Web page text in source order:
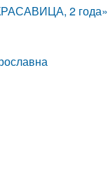
2 года»